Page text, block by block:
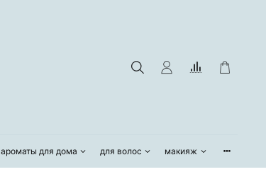
ароматы для дома для волос макияж